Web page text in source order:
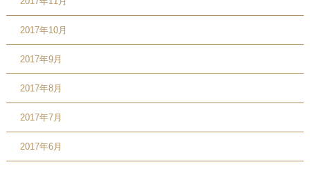
2017年10月
2017年9月
2017年8月
2017年7月
2017年6月